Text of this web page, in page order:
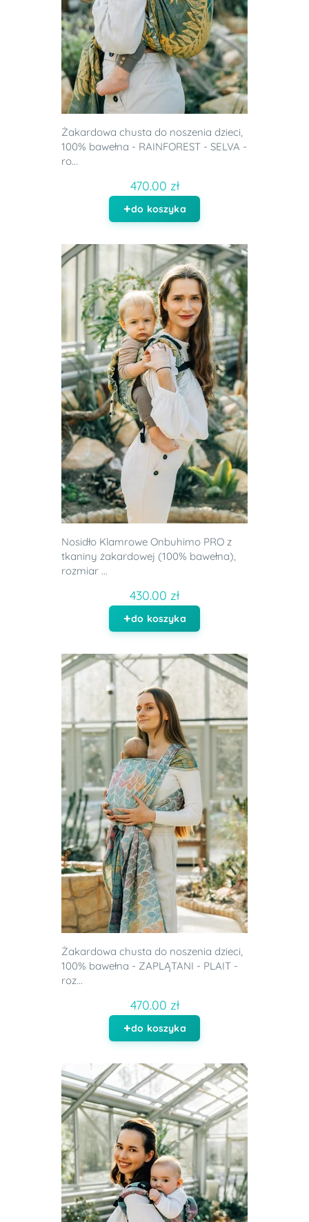
Żakardowa chusta do noszenia dzieci,
100% bawełna - RAINFOREST - SELVA -
ro...
470.00 zł
do koszyka
Nosidło Klamrowe Onbuhimo PRO z
tkaniny żakardowej (100% bawełna),
rozmiar ...
430.00 zł
do koszyka
Żakardowa chusta do noszenia dzieci,
100% bawełna - ZAPLĄTANI - PLAIT -
roz...
470.00 zł
do koszyka